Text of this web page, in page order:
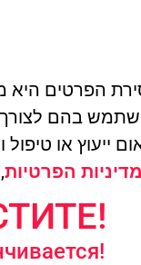
הפרטים היא
ייעוץ או
מדיניות הפרטיות